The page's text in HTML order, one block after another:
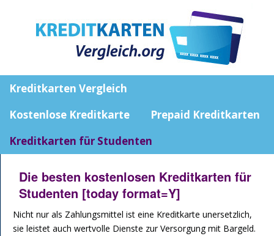
Kreditkarten Vergleich
Kostenlose Kreditkarte
Prepaid Kreditkarten
Kreditkarten für Studenten
Die besten kostenlosen Kreditkarten für
Studenten [today format=Y]
Nicht nur als Zahlungsmittel ist eine Kreditkarte unersetzlich,
sie leistet auch wertvolle Dienste zur Versorgung mit Bargeld.